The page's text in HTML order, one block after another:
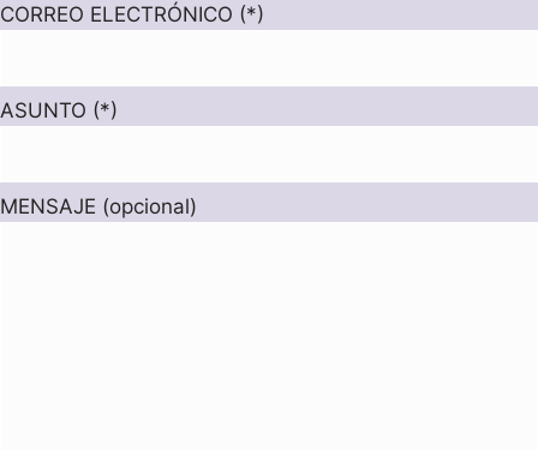
CORREO ELECTRÓNICO (*)
ASUNTO (*)
MENSAJE (opcional)